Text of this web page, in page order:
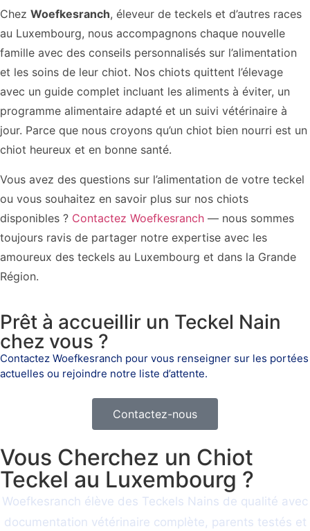
Chez Woefkesranch, éleveur de teckels et d’autres races
au Luxembourg, nous accompagnons chaque nouvelle
famille avec des conseils personnalisés sur l’alimentation
et les soins de leur chiot. Nos chiots quittent l’élevage
avec un guide complet incluant les aliments à éviter, un
programme alimentaire adapté et un suivi vétérinaire à
jour. Parce que nous croyons qu’un chiot bien nourri est un
chiot heureux et en bonne santé.
Vous avez des questions sur l’alimentation de votre teckel
ou vous souhaitez en savoir plus sur nos chiots
disponibles ? Contactez Woefkesranch — nous sommes
toujours ravis de partager notre expertise avec les
amoureux des teckels au Luxembourg et dans la Grande
Région.
Prêt à accueillir un Teckel Nain
chez vous ?
Contactez Woefkesranch pour vous renseigner sur les portées
actuelles ou rejoindre notre liste d’attente.
Contactez-nous
Vous Cherchez un Chiot
Teckel au Luxembourg ?
Woefkesranch élève des Teckels Nains de qualité avec
documentation vétérinaire complète, parents testés et